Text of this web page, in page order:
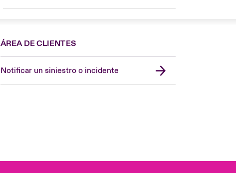
ÁREA DE CLIENTES
Notificar un siniestro o incidente
London Market